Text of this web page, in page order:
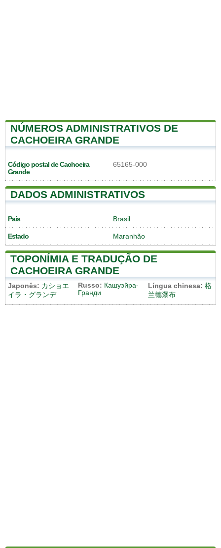
NÚMEROS ADMINISTRATIVOS DE
CACHOEIRA GRANDE
Código postal de Cachoeira
Grande
65165-000
DADOS ADMINISTRATIVOS
País Brasil
Estado Maranhão
TOPONÍMIA E TRADUÇÃO DE
CACHOEIRA GRANDE
Japonês: カショエ
イラ・グランデ
Russo: Кашуэйра-
Гранди
Língua chinesa: 格
兰德瀑布